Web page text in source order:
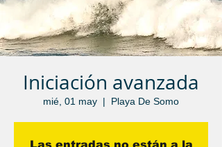
Iniciación avanzada
mié, 01 may
  |
Playa De Somo
Las entradas no están a la